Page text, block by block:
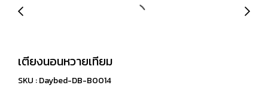
เตียงนอนหวายเทียม
SKU : Daybed-DB-B0014